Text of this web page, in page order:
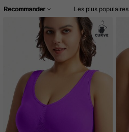
Recommander Les plus populaires